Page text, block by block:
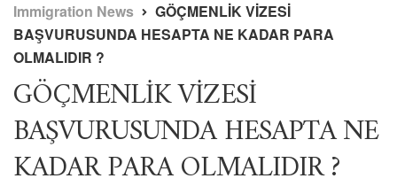
Immigration News
GÖÇMENLİK VİZESİ
BAŞVURUSUNDA HESAPTA NE KADAR PARA
OLMALIDIR ?
GÖÇMENLİK VİZESİ
BAŞVURUSUNDA HESAPTA NE
KADAR PARA OLMALIDIR ?